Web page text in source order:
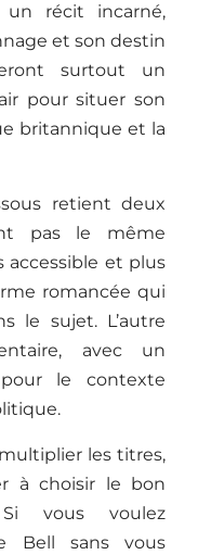
un récit incarné,
et son destin
surtout un
pour situer son
britannique et la
retient deux
pas le même
accessible et plus
romancée qui
le sujet. L’autre
avec un
le contexte
multiplier les titres,
à choisir le bon
vous voulez
Bell sans vous